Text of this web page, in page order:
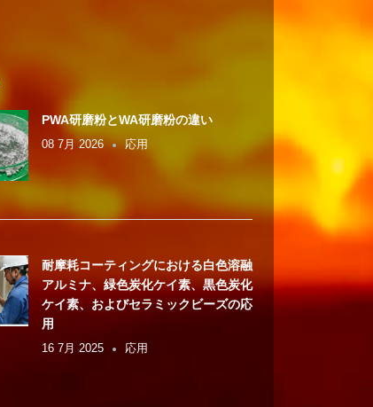
PWA研磨粉とWA研磨粉の違い
08 7月 2026 応用
耐摩耗コーティングにおける白色溶融
アルミナ、緑色炭化ケイ素、黒色炭化
ケイ素、およびセラミックビーズの応
用
16 7月 2025 応用